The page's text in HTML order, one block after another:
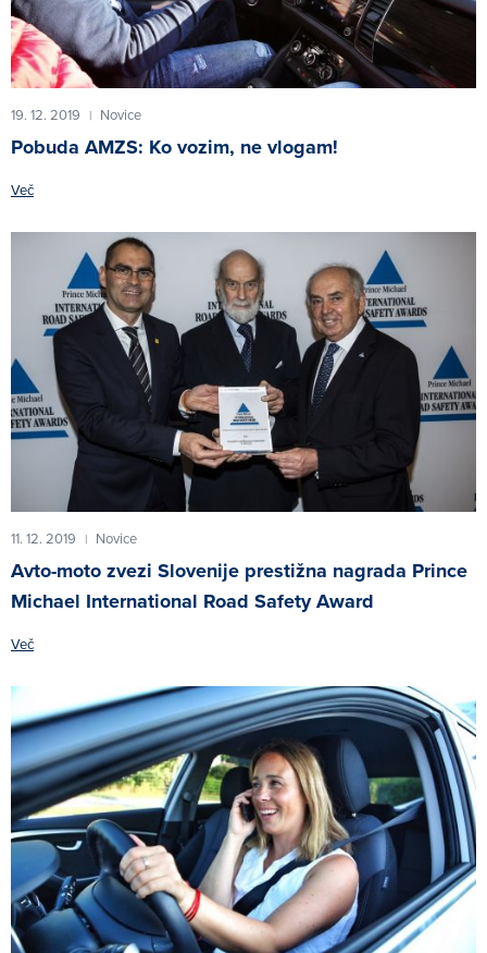
19. 12. 2019 | Novice
Pobuda AMZS: Ko vozim, ne vlogam!
Več
11. 12. 2019 | Novice
Avto-moto zvezi Slovenije prestižna nagrada Prince
Michael International Road Safety Award
Več